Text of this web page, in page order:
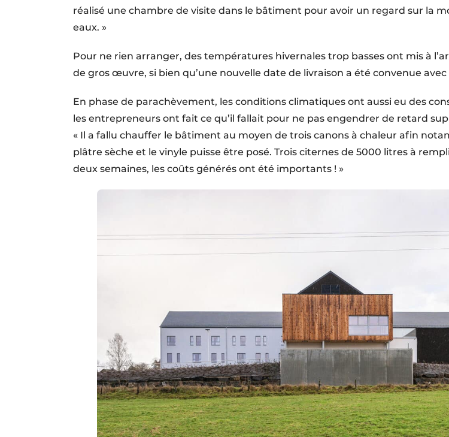
réalisé une chambre de visite dans le bâtiment pour avoir un regard sur la
eaux. »
Pour ne rien arranger, des températures hivernales trop basses ont mis à
de gros œuvre, si bien qu’une nouvelle date de livraison a été convenue avec
En phase de parachèvement, les conditions clima­tiques ont aussi eu des
les entrepreneurs ont fait ce qu’il fallait pour ne pas engendrer de retard
« Il a fallu chauffer le bâtiment au moyen de trois canons à chaleur afin
plâtre sèche et le vinyle puisse être posé. Trois citernes de 5000 litres à
deux semaines, les coûts générés ont été importants ! »